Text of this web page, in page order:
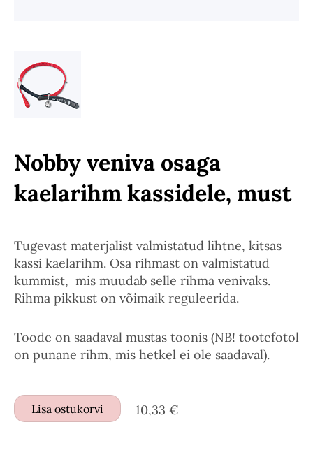
Nobby veniva osaga
kaelarihm kassidele, must
Tugevast materjalist valmistatud lihtne, kitsas
kassi kaelarihm. Osa rihmast on valmistatud
kummist, mis muudab selle rihma venivaks.
Rihma pikkust on võimaik reguleerida.
Toode on saadaval mustas toonis (NB! tootefotol
on punane rihm, mis hetkel ei ole saadaval).
Lisa ostukorvi 10,33 €